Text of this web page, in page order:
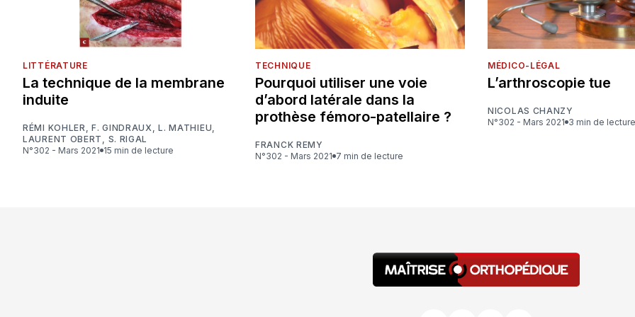
LITTÉRATURE
La technique de la membrane
induite
RÉMI KOHLER ,F. GINDRAUX ,L. MATHIEU
LAURENT OBERT
S. RIGAL
N°302 - Mars 2021
15 min de lecture
TECHNIQUE
Pourquoi utiliser une voie
d’abord latérale dans la
prothèse fémoro-patellaire ?
FRANCK REMY
N°302 - Mars 2021
7 min de lecture
MÉDICO-LÉGAL
L’arthroscopie tue
NICOLAS CHANZY
N°302 - Mars 2021
3 min de lecture